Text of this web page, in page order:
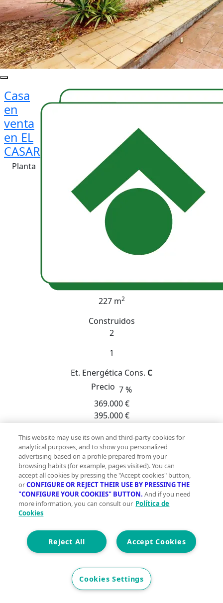
Casa
en
venta
en EL
CASAR
Planta
227 m2
Construidos
2
1
Et. Energética Cons. C
Precio 7 %
369.000 €
395.000 €
Agencia inmobiliaria Tecnocasa zona el casar - el coto -
los arenales - las colinas - montecalderon vende: chalet
adosado de 227 m2 en la mejor zona del casar.
Magnífico chalet en venta en el casar. ¡Oportunidad
ideal para inversores que buscan rentabilidad
inmediata! Ponemos a su disposición este magnifico
chalet adosado dividido en tres apartamentos
independientes, cada uno de ellos cuenta con salón-
comedor, cocina totalmente equipada, dos
dormitorios con armarios empotrados y un baño
completo. La parcela, de 245 m2 totalmente solada,
ideal para disfrutar del aire libre en total privacidad.
Infórmate sin ningún tipo de compromiso en nuestra
oficina, llámanos al teléfono que aparece en el
This website may use its own and third-party cookies for
analytical purposes, and to show you personalized
advertising based on a profile prepared from your
browsing habits (for example, pages visited). You can
accept all cookies by pressing the "Accept cookies" button,
orCONFIGURE OR REJECT THEIR USE BY PRESSING THE
"CONFIGURE YOUR COOKIES" BUTTON. And if you need
more information, you can consult our Política de
Cookies
Accept Cookies
Reject All
Cookies Settings